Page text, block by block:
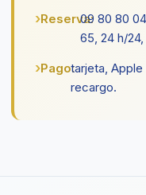
Reserva:09 80 80
65, 24 h/
Pago:tarjeta, Apple
recargo.